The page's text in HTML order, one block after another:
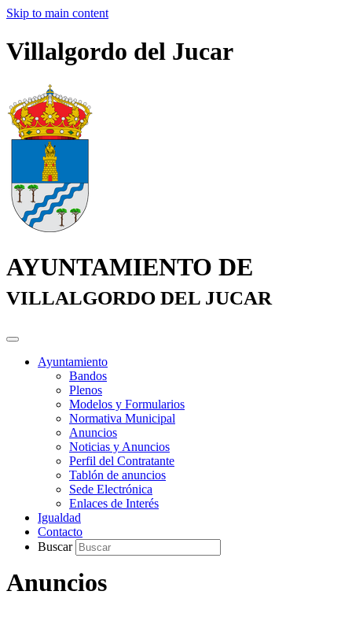
Skip to main content
Villalgordo del Jucar
AYUNTAMIENTO DE
VILLALGORDO DEL JUCAR
Ayuntamiento
Bandos
Plenos
Modelos y Formularios
Normativa Municipal
Anuncios
Noticias y Anuncios
Perfil del Contratante
Tablón de anuncios
Sede Electrónica
Enlaces de Interés
Igualdad
Contacto
Buscar
Anuncios